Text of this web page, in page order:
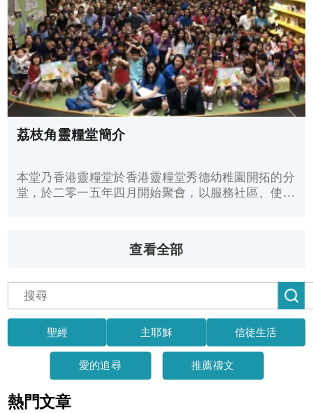
荔枝角靈糧堂簡介
本堂乃香港靈糧堂於香港靈糧堂秀德幼稚園開拓的分
堂，於二零一五年四月開始聚會，以服務社區、使人
晚堂崇拜聚會。我們採用慕道者崇拜形式，適合尋求
崇拜後設家長牧養小組。周五晚堂崇拜則採用崇拜暨
成長班形式，為主日的事奉人員與不能參加主日崇拜
者而設，釋經講道主題為智慧人生（箴言今讀），崇
拜後設成長班，讓會眾系統追求認識聖經真理。
查看全部
聖經 主耶穌 信徒生活
愛的追尋 推薦禱文
熱門文章